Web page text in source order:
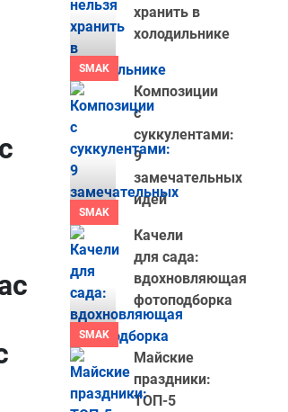
SMAK
хранить в
холодильнике
SMAK
Композиции
с
суккулентами:
9
замечательных
идей
SMAK
Качели
для сада:
вдохновляющая
фотоподборка
Майские
праздники:
ТОП-5